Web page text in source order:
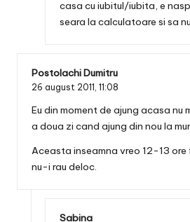
casa cu iubitul/iubita, e
seara la calculatoare si sa
Postolachi Dumitru
26 august 2011, 11:08
Eu din moment de ajung acasa nu
a doua zi cand ajung din nou la
Aceasta inseamna vreo 12-13
nu-i rau deloc.
Sabina